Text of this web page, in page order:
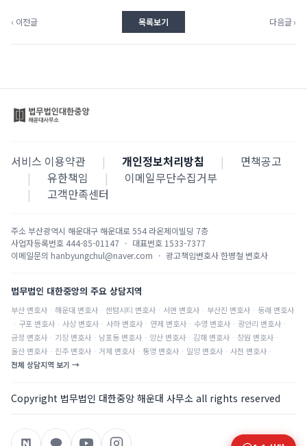
‹ 이전글 목록보기 다음글 ›
서비스 이용약관 | 개인정보처리방침 |
면책공고
|
유한책임 |
이메일무단수집거부
|
고객만족센터
주소부산광역시 해운대구 해운대로 554 라온제이빌딩 7층
사업자등록번호 444-85-01147 · 대표번호 1533-7377
이메일문의 hanbyungchul@naver.com · 광고책임변호사한병철 변호사
법무법인 대한중앙의 주요 상담지역
부산 변호사 · 해운대 변호사 · 센텀시티 변호사 · 서면 변호사 · 부산진 변호사 · 동래 변호사
· 구포 변호사 · 사상 변호사 · 사하 변호사 · 연제 변호사 · 수영 변호사 · 광안리 변호사 ·
금정 변호사 · 기장 변호사 · 남포동 변호사 · 양산 변호사 · 김해 변호사 · 창원 변호사 ·
울산 변호사 · 진주 변호사 · 거제 변호사 · 통영 변호사 · 밀양 변호사 · 사천 변호사 ·
전체 상담지역 보기 →
Copyright 법무법인 대한중앙 해운대 사무소 all rights reserved